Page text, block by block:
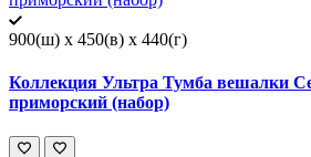
900(ш) x 450(в) x 440(г)
Коллекция Ультра Тумба вешалки
приморский (набор)